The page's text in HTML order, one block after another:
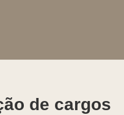
de cargos